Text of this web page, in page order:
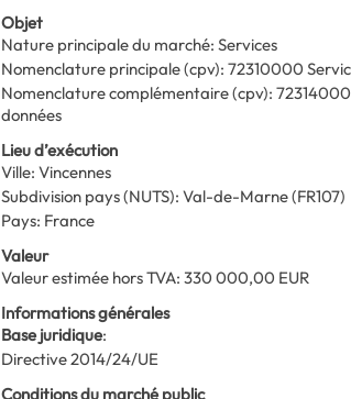
Objet
Nature principale du marché: Services
Nomenclature principale(cpv): 72310000
Nomenclature complémentaire(cpv): 72314000
données
Lieu d’exécution
Ville: Vincennes
Subdivision pays (NUTS): Val-de-Marne(FR107)
Pays: France
Valeur
Valeur estimée hors TVA: 330 000,00 EUR
Informations générales
Base juridique:
Directive 2014/24/UE
Conditions du marché public